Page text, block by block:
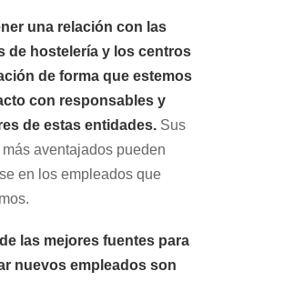
una relación con las
de hostelería y los centros
de forma que estemos
con responsables y
de estas entidades. Sus
aventajados pueden
en los empleados que
las mejores fuentes para
nuevos empleados son